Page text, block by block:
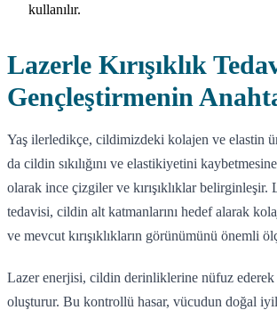
kullanılır.
Lazerle Kırışıklık
Gençleştirmenin
Yaş ilerledikçe, cildimizdeki kolajen ve elastin
da cildin sıkılığını ve elastikiyetini
olarak ince çizgiler ve kırışıklıklar belirginleşir.
tedavisi, cildin alt katmanlarını hedef alarak
ve mevcut kırışıklıkların görünümünü önemli
Lazer enerjisi, cildin derinliklerine nüfuz
oluşturur. Bu kontrollü hasar, vücudun doğal